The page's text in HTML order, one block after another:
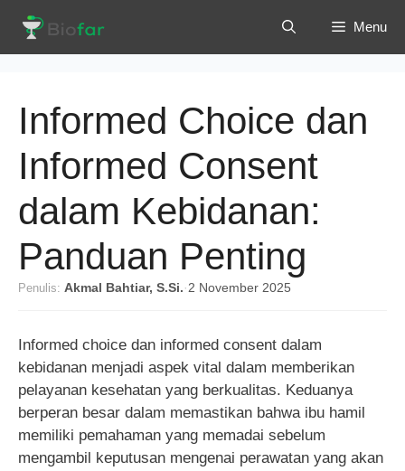
isi
Menu
Informed Choice dan
Informed Consent
dalam Kebidanan:
Panduan Penting
Penulis: Akmal Bahtiar, S.Si. · 2 November 2025
Informed choice dan informed consent dalam
kebidanan menjadi aspek vital dalam memberikan
pelayanan kesehatan yang berkualitas. Keduanya
berperan besar dalam memastikan bahwa ibu hamil
memiliki pemahaman yang memadai sebelum
mengambil keputusan mengenai perawatan yang akan